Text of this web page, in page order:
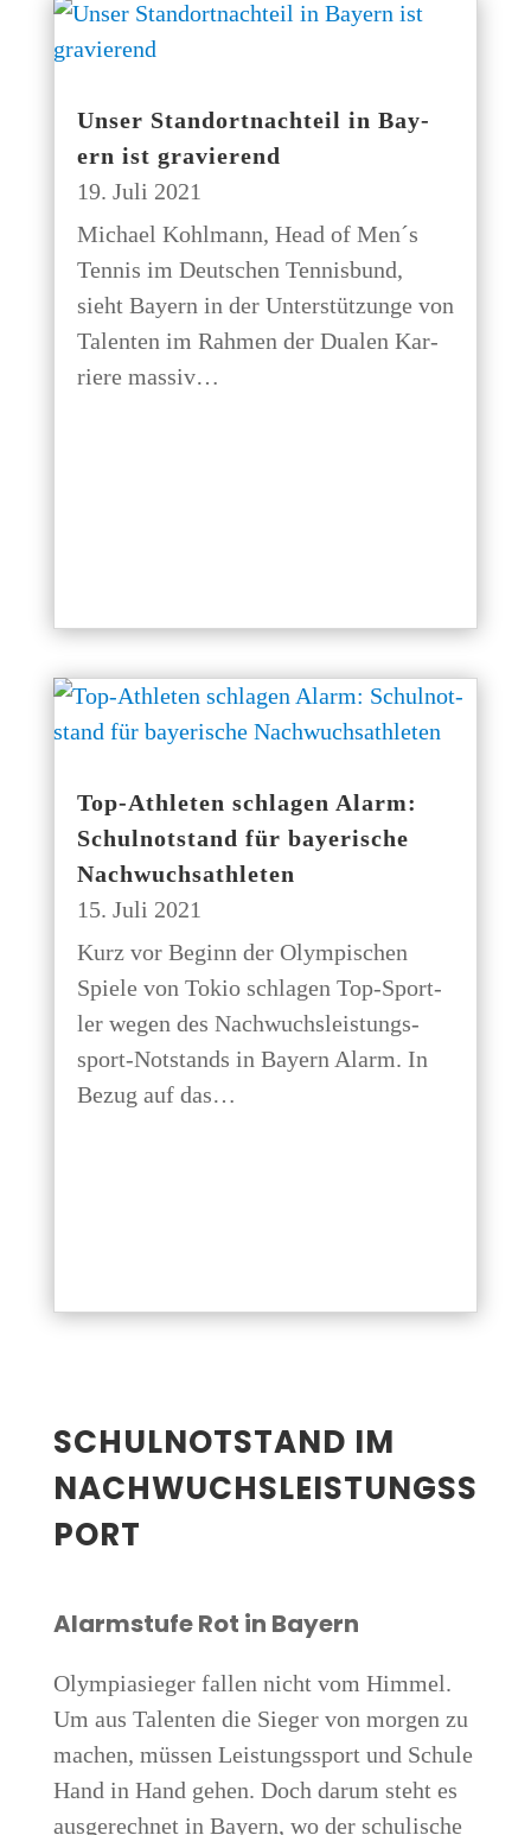
Unser Stand­ort­nach­teil in Bay­
ern ist gravierend
19. Juli 2021
Micha­el Kohl­mann, Head of Men´s
Ten­nis im Deut­schen Ten­nis­bund,
sieht Bay­ern in der Unter­stüt­zun­ge von
Talen­ten im Rah­men der Dua­len Kar­
rie­re massiv…
Top-Ath­­le­­ten schla­gen Alarm:
Schul­not­stand für baye­ri­sche
Nachwuchsathleten
15. Juli 2021
Kurz vor Beginn der Olym­pi­schen
Spie­le von Tokio schla­gen Top-Sport­
ler wegen des Nach­wuchs­leis­tungs­
sport-Not­stands in Bay­ern Alarm. In
Bezug auf das…
SCHUL­NOT­STAND IM
NACHWUCHSLEISTUNGSS
PORT
Alarm­stu­fe Rot in Bayern
Olym­pia­sie­ger fal­len nicht vom Him­mel.
Um aus Talen­ten die Sie­ger von mor­gen zu
machen, müs­sen Leis­tungs­sport und Schu­le
Hand in Hand gehen. Doch dar­um steht es
aus­ge­rech­net in Bay­ern, wo der schu­li­sche